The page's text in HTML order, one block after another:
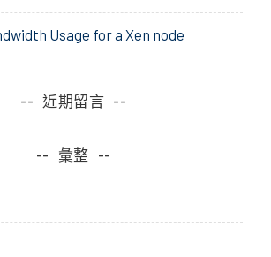
Usage for a Xen node
近期留言
彙整